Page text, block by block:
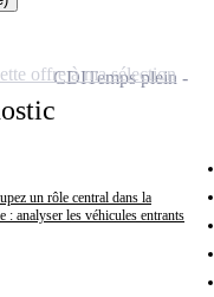
un rôle central dans la
: analyser les véhicules entrants
CDITemps plein
offre à ma sélection